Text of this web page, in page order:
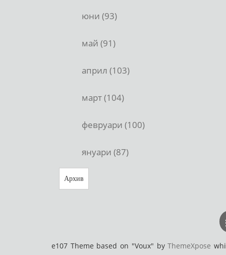
юни (93)
май (91)
април (103)
март (104)
февруари (100)
януари (87)
Архив
e107 Theme based on "Voux" byThemeXpose